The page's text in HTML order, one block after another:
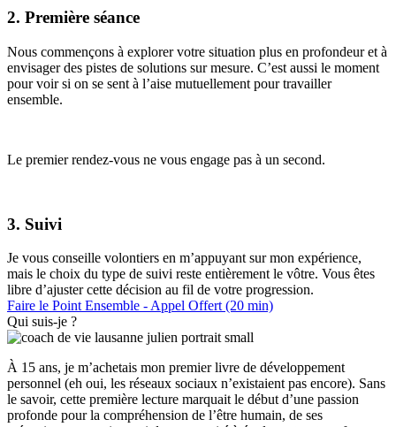
2. Première séance
Nous commençons à explorer votre situation plus en profondeur et à
envisager des pistes de solutions sur mesure. C’est aussi le moment
pour voir si on se sent à l’aise mutuellement pour travailler
ensemble.
Le premier rendez-vous ne vous engage pas à un second.
3. Suivi
Je vous conseille volontiers en m’appuyant sur mon expérience,
mais le choix du type de suivi reste entièrement le vôtre. Vous êtes
libre d’ajuster cette décision au fil de votre progression.
Faire le Point Ensemble - Appel Offert (20 min)
Qui suis-je ?
À 15 ans, je m’achetais mon premier livre de développement
personnel (eh oui, les réseaux sociaux n’existaient pas encore). Sans
le savoir, cette première lecture marquait le début d’une passion
profonde pour la compréhension de l’être humain, de ses